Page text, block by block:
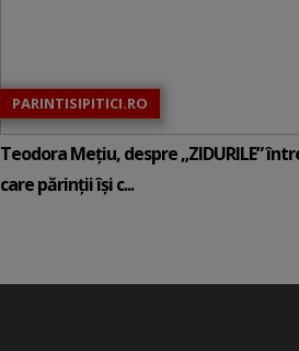
PARINTISIPITICI.RO
Teodora Mețiu, despre „ZIDURILE”
care părinții își c...